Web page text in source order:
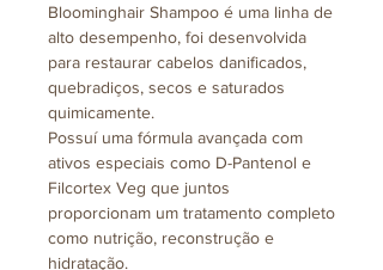
Bloominghair Shampoo é uma linha de
alto desempenho, foi desenvolvida
para restaurar cabelos danificados,
quebradiços, secos e saturados
quimicamente.
Possuí uma fórmula avançada com
ativos especiais como D-Pantenol e
Filcortex Veg que juntos
proporcionam um tratamento completo
como nutrição, reconstrução e
hidratação.